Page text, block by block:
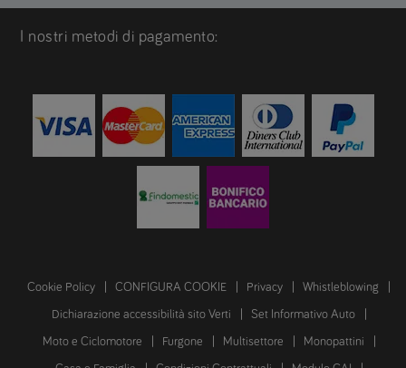
I nostri metodi di pagamento:
Cookie Policy CONFIGURA COOKIE Privacy Whistleblowing
Dichiarazione accessibilità sito Verti Set Informativo Auto
Moto e Ciclomotore Furgone Multisettore Monopattini